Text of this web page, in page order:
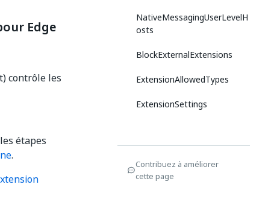
Edge
contrôle les
étapes
.
NativeMessagingUserLevelH
osts
BlockExternalExtensions
ExtensionAllowedTypes
ExtensionSettings
Contribuez à améliorer
cette page